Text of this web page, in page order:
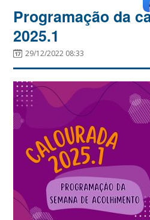
Programação da
2025.1
29/12/2022 08:33